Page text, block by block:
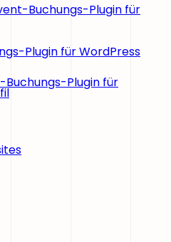
Buchungs-Plugin für
Plugin für WordPress
Plugin für